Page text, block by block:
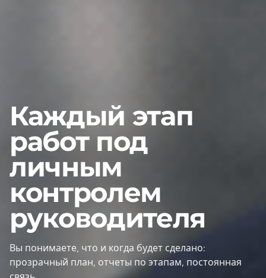
Каждый этап
работ под
личным
контролем
руководителя
Вы понимаете, что и когда будет сделано:
прозрачный план, отчеты по этапам, постоянная